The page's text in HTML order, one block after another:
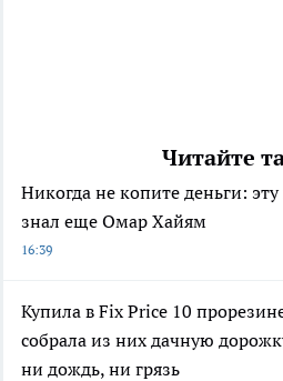
Читайте
Никогда не копите деньги: эту
знал еще Омар Хайям
16:39
Купила в Fix Price 10
собрала из них дачную
ни дождь, ни грязь